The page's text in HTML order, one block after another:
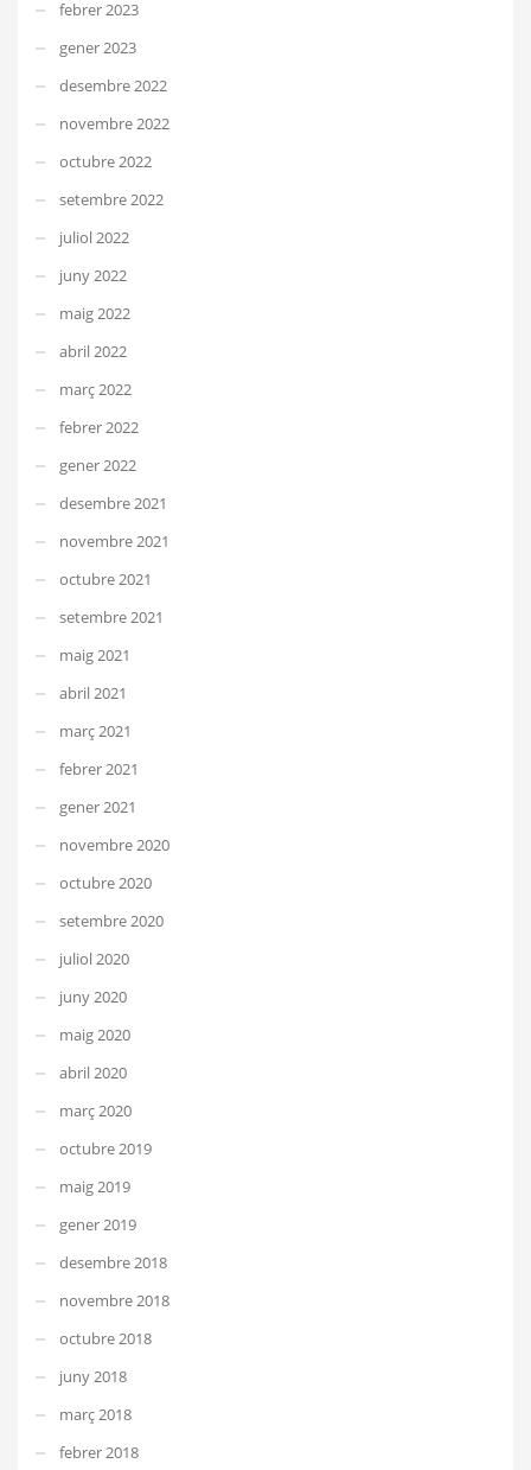
febrer 2023
gener 2023
desembre 2022
novembre 2022
octubre 2022
setembre 2022
juliol 2022
juny 2022
maig 2022
abril 2022
març 2022
febrer 2022
gener 2022
desembre 2021
novembre 2021
octubre 2021
setembre 2021
maig 2021
abril 2021
març 2021
febrer 2021
gener 2021
novembre 2020
octubre 2020
setembre 2020
juliol 2020
juny 2020
maig 2020
abril 2020
març 2020
octubre 2019
maig 2019
gener 2019
desembre 2018
novembre 2018
octubre 2018
juny 2018
març 2018
febrer 2018